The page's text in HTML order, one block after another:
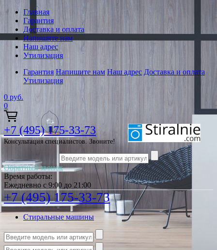
Главная
Гарантия
Доставка и оплата
Напишите нам
Наш адрес
Утилизация
Гарантия Напишите нам Наш адрес Доставка и оплата
Утилизация
0 руб.
0
+7 (495) 175-33-73
Консультация специалистов. Звоните!
Обратный звонок
Время работы:
Ежедневно с 9:00 до 21:00
+7 (495) 175-33-73
Стиральные машины